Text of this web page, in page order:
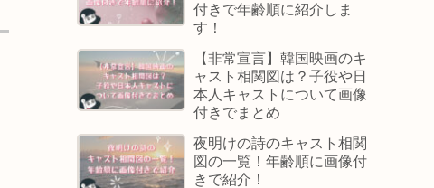
付きで年齢順に紹介しま
す！
【非常宣言】韓国映画のキ
ャスト相関図は？子役や日
本人キャストについて画像
付きでまとめ
夜明けの詩のキャスト相関
図の一覧！年齢順に画像付
きで紹介！